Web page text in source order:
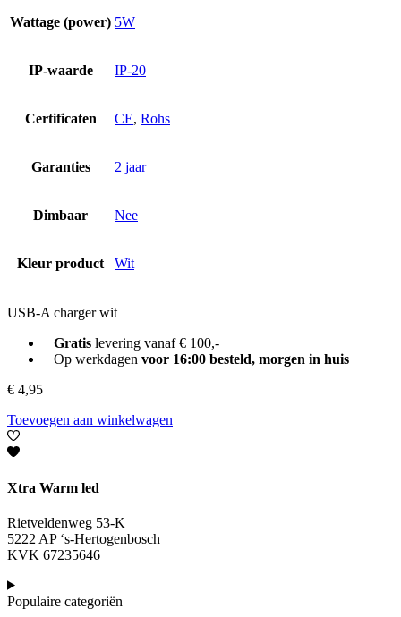
Wattage (power) 5W
IP-waarde IP-20
Certificaten CE, Rohs
Garanties 2 jaar
Dimbaar Nee
Kleur product Wit
USB-A charger wit
Gratislevering vanaf € 100,-
Op werkdagen voor 16:00 besteld, morgen in huis
€ 4,95
Toevoegen aan winkelwagen
Xtra Warm led
Rietveldenweg 53-K
5222 AP ‘s-Hertogenbosch
KVK 67235646
Populaire categoriën